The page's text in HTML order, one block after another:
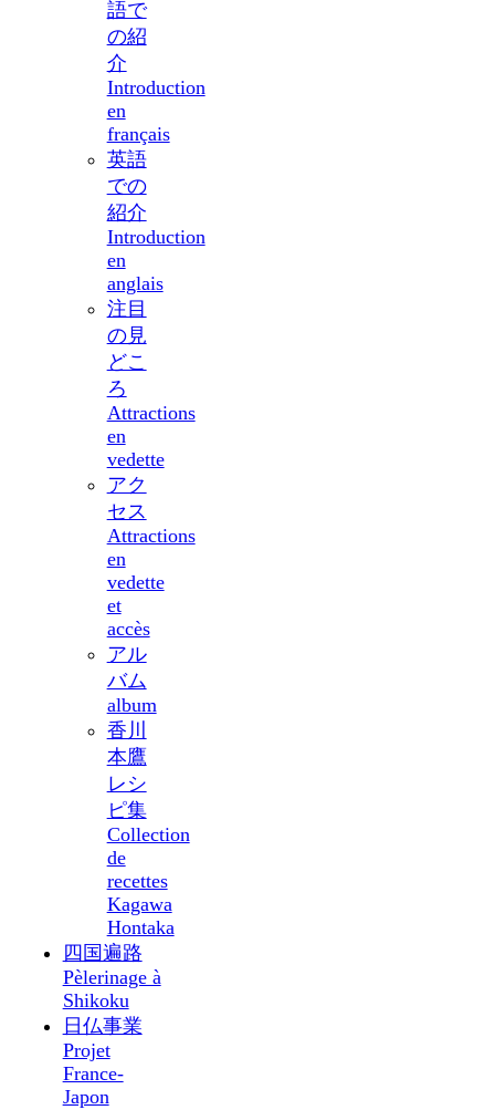
語で
の紹
介
Introduction
en
français
英語
での
紹介
Introduction
en
anglais
注目
の見
どこ
ろ
Attractions
en
vedette
アク
セス
Attractions
en
vedette
et
accès
アル
バム
album
香川
本鷹
レシ
ピ集
Collection
de
recettes
Kagawa
Hontaka
四国遍路
Pèlerinage à
Shikoku
日仏事業
Projet
France-
Japon